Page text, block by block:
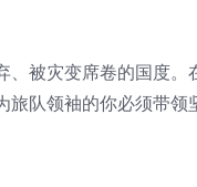
被灾变席卷的国度
队领袖的你必须带